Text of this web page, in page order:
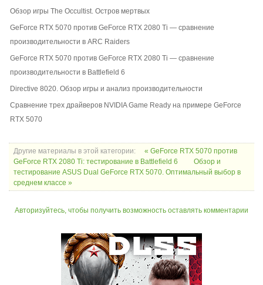
Обзор игры The Occultist. Остров мертвых
GeForce RTX 5070 против GeForce RTX 2080 Ti — сравнение
производительности в ARC Raiders
GeForce RTX 5070 против GeForce RTX 2080 Ti — сравнение
производительности в Battlefield 6
Directive 8020. Обзор игры и анализ производительности
Сравнение трех драйверов NVIDIA Game Ready на примере GeForce
RTX 5070
Другие материалы в этой категории:
« GeForce RTX 5070 против
GeForce RTX 2080 Ti: тестирование в Battlefield 6
Обзор и
тестирование ASUS Dual GeForce RTX 5070. Оптимальный выбор в
среднем классе »
Авторизуйтесь, чтобы получить возможность оставлять комментарии